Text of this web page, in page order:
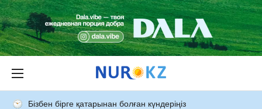
Бізбен бірге қатарынан болған күндеріңіз